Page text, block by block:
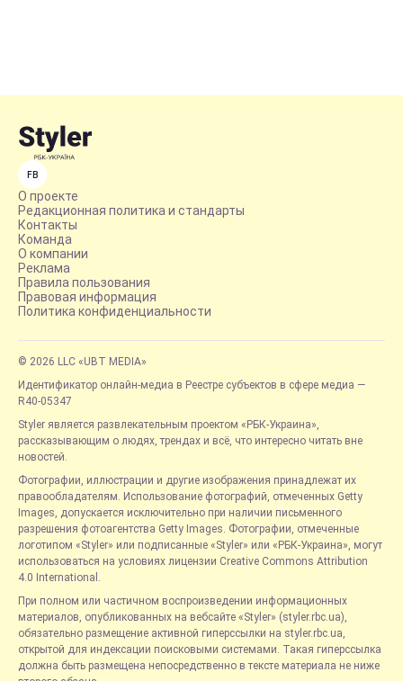
FB
О проекте
Редакционная политика и стандарты
Контакты
Команда
О компании
Реклама
Правила пользования
Правовая информация
Политика конфиденциальности
© 2026 LLC «UBT MEDIA»
Идентификатор онлайн-медиа в Реестре субъектов в сфере медиа —
R40-05347
Styler является развлекательным проектом «РБК-Украина»,
рассказывающим о людях, трендах и всё, что интересно читать вне
новостей.
Фотографии, иллюстрации и другие изображения принадлежат их
правообладателям. Использование фотографий, отмеченных Getty
Images, допускается исключительно при наличии письменного
разрешения фотоагентства Getty Images. Фотографии, отмеченные
логотипом «Styler» или подписанные «Styler» или «РБК-Украина», могут
использоваться на условиях лицензии Creative Commons Attribution
4.0 International.
При полном или частичном воспроизведении информационных
материалов, опубликованных на вебсайте «Styler» (styler.rbc.ua),
обязательно размещение активной гиперссылки на styler.rbc.ua,
открытой для индексации поисковыми системами. Такая гиперссылка
должна быть размещена непосредственно в тексте материала не ниже